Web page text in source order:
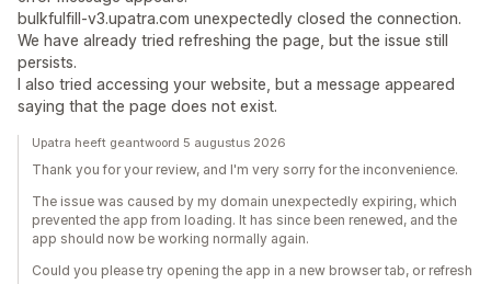
bulkfulfill-v3.upatra.com unexpectedly closed the connection.
We have already tried refreshing the page, but the issue still
persists.
I also tried accessing your website, but a message appeared
saying that the page does not exist.
Upatra heeft geantwoord 5 augustus 2026
Thank you for your review, and I'm very sorry for the inconvenience.
The issue was caused by my domain unexpectedly expiring, which
prevented the app from loading. It has since been renewed, and the
app should now be working normally again.
Could you please try opening the app in a new browser tab, or refresh